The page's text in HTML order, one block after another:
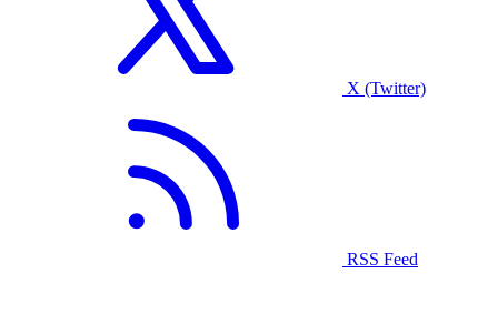
X (Twitter)
RSS Feed